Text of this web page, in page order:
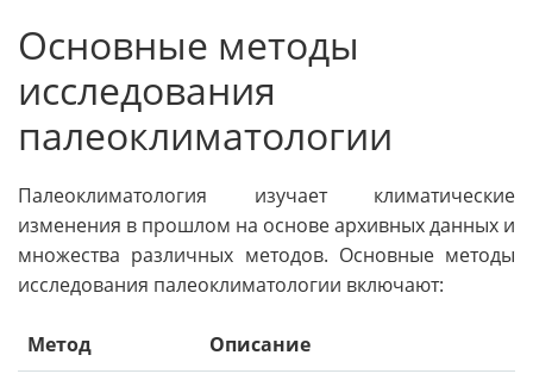
Основные методы
исследования
палеоклиматологии
Палеоклиматология изучает климатические
изменения в прошлом на основе архивных данных и
множества различных методов. Основные методы
исследования палеоклиматологии включают:
Метод
Описание